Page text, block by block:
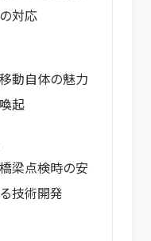
対応
動自体の魅力
起
梁点検時の安
技術開発